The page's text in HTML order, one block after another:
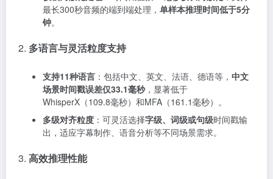
最长300秒音频的端到端处理， 单样本推理时间低于5分
钟。
2. 多语言与灵活粒度支持
支持11种语言 ：包括中文、英文、法语、德语等， 中文
场景时间戳误差仅33.1毫秒，显著低于
WhisperX（109.8毫秒）和MFA（161.1毫秒） 。
多级对齐粒度 ：可灵活选择字级、词级或句级时间戳输
出，适应字幕制作、语音分析等不同场景需求。
3. 高效推理性能